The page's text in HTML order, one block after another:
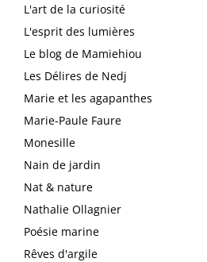
L'art de la curiosité
L'esprit des lumières
Le blog de Mamiehiou
Les Délires de Nedj
Marie et les agapanthes
Marie-Paule Faure
Monesille
Nain de jardin
Nat & nature
Nathalie Ollagnier
Poésie marine
Rêves d'argile